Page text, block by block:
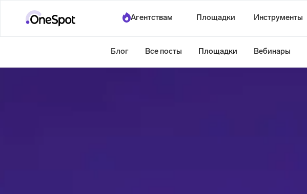
Агентствам Площадки Инструменты
Блог Все посты Площадки Вебинары